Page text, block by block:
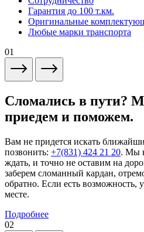
Гарантия до 100 т.км.
Оригинальные
Любые марки транспорта
01
Сломались в пути?
приедем и поможем.
Вам не придется искать
позвонить: +7(831) 424 21 20. Мы
ждать, и точно не оставим на
заберем сломанный кардан,
обратно. Если есть возможность,
месте.
Подробнее
02